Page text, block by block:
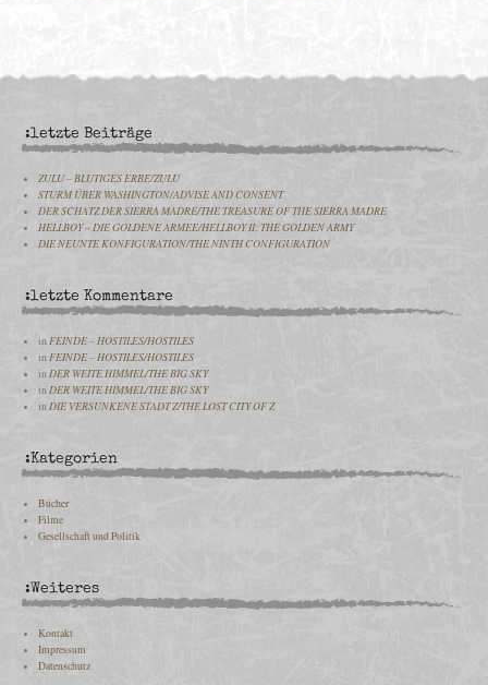
:letzte Beiträge
ZULU – BLUTIGES ERBE/ZULU
STURM ÜBER WASHINGTON/ADVISE AND CONSENT
DER SCHATZ DER SIERRA MADRE/THE TREASURE OF THE SIERRA MADRE
HELLBOY – DIE GOLDENE ARMEE/HELLBOY II: THE GOLDEN ARMY
DIE NEUNTE KONFIGURATION/THE NINTH CONFIGURATION
:letzte Kommentare
inFEINDE – HOSTILES/HOSTILES
inFEINDE – HOSTILES/HOSTILES
inDER WEITE HIMMEL/THE BIG SKY
inDER WEITE HIMMEL/THE BIG SKY
inDIE VERSUNKENE STADT Z/THE LOST CITY OF Z
:Kategorien
Bücher
Filme
Gesellschaft und Politik
:Weiteres
Kontakt
Impressum
Datenschutz